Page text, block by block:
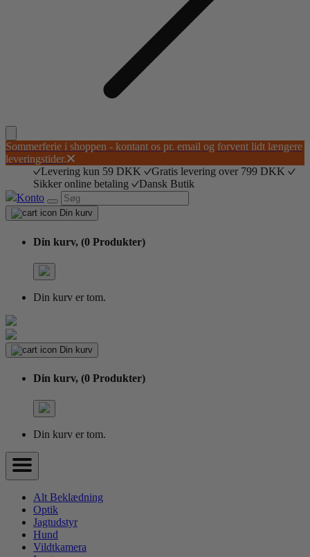
Sommerferie i shoppen - kontant os pr. email og forvent lidt længere
leveringstider.
Levering kun 59 DKK
Gratis levering over 799 DKK
Sikker online betaling
Dansk Butik
Konto
Din kurv
Din kurv, (0 Produkter)
Din kurv er tom.
Din kurv
Din kurv, (0 Produkter)
Din kurv er tom.
Alt Beklædning
Optik
Jagtudstyr
Hund
Vildtkamera